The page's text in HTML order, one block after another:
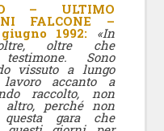
– ULTIMO
FALCONE –
1992: «In
oltre che
Sono
vissuto a lungo
accanto a
raccolto, non
perché non
gara che